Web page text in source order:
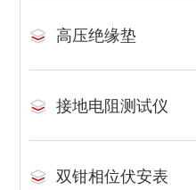
高压绝缘垫
接地电阻测试仪
双钳相位伏安表